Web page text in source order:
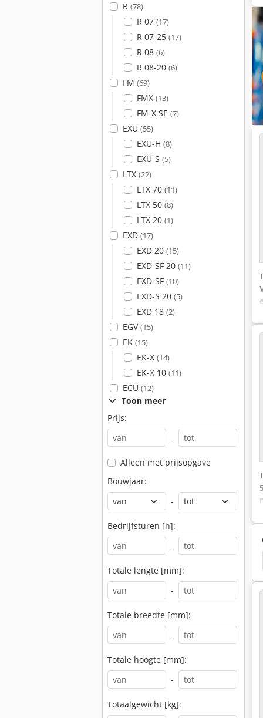
R (78)
R 07 (17)
R 07-25 (17)
R 08 (6)
R 08-20 (6)
FM (69)
FMX (13)
FM-X SE (7)
EXU (55)
EXU-H (8)
EXU-S (5)
LTX (22)
LTX 70 (11)
LTX 50 (8)
LTX 20 (1)
EXD (17)
EXD 20 (15)
EXD-SF 20 (11)
EXD-SF (10)
EXD-S 20 (5)
EXD 18 (2)
EGV(15)
EK (15)
EK-X (14)
EK-X 10 (11)
ECU (12)
Toon meer
Prijs:
-
Alleen met prijsopgave
Bouwjaar:
-
Bedrijfsturen [h]:
-
Totale lengte [mm]:
-
Totale breedte [mm]:
-
Totale hoogte [mm]:
-
Totaalgewicht [kg]: